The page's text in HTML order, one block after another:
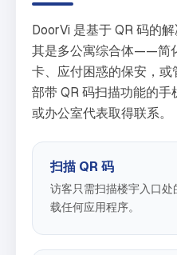
DoorVi 是基于 QR 码的
其是多公寓综合体——简
卡、应付困惑的保安，
部带 QR 码扫描功能的
或办公室代表取得联系。
扫描 QR 码
访客只需扫描楼宇入口
载任何应用程序。